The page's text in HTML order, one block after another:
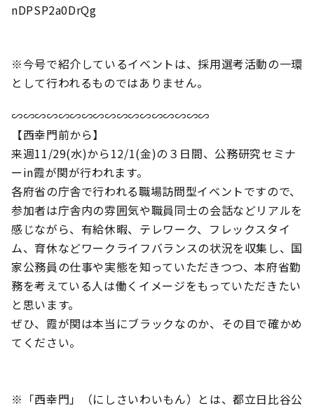
nDPSP2a0DrQg
※今号で紹介しているイベントは、採用選考活動の一環
として行われるものではありません。
∽∽∽∽∽∽∽∽∽∽∽∽∽∽∽∽∽
【西幸門前から】
来週11/29(水)から12/1(金)の３日間、公務研究セミナ
ーin霞が関が行われます。
各府省の庁舎で行われる職場訪問型イベントですので、
参加者は庁舎内の雰囲気や職員同士の会話などリアルを
感じながら、有給休暇、テレワーク、フレックスタイ
ム、育休などワークライフバランスの状況を収集し、国
家公務員の仕事や実態を知っていただきつつ、本府省勤
務を考えている人は働くイメージをもっていただきたい
と思います。
ぜひ、霞が関は本当にブラックなのか、その目で確かめ
てください。
※「西幸門」（にしさいわいもん）とは、都立日比谷公